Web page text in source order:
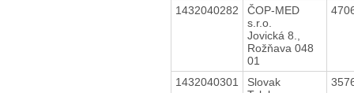
1432040282
ČOP-MED
s.r.o.
Jovická 8.,
Rožňava 048
01
1432040301
Slovak